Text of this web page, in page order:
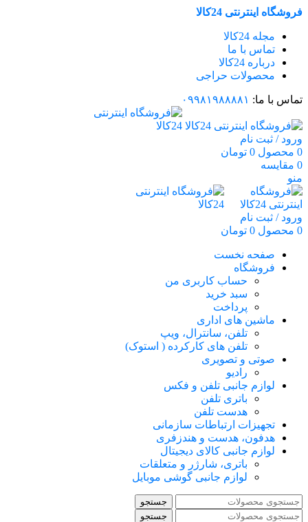
فروشگاه اینترنتی 24کالا
مجله 24کالا
تماس با ما
درباره 24کالا
محصولات حراجی
تماس با ما: ۰۹۹۸۱۹۸۸۸۸۱
ورود / ثبت نام
0 محصول 0 تومان
0 مقایسه
منو
ورود / ثبت نام
0 محصول 0 تومان
صفحه نخست
فروشگاه
حساب کاربری من
سبد خرید
پرداخت
ماشین های اداری
تلفن، سانترال، ویپ
تلفن های کارکرده ( استوک)
صوتی و تصویری
رادیو
لوازم جانبی تلفن و فکس
باتری تلفن
هدست تلفن
تجهیزات ارتباطات سازمانی
هدفون، هدست و هندزفری
لوازم جانبی کالای دیجیتال
باتری، شارژر و متعلقات
لوازم جانبی گوشی موبایل
جستجو
جستجو